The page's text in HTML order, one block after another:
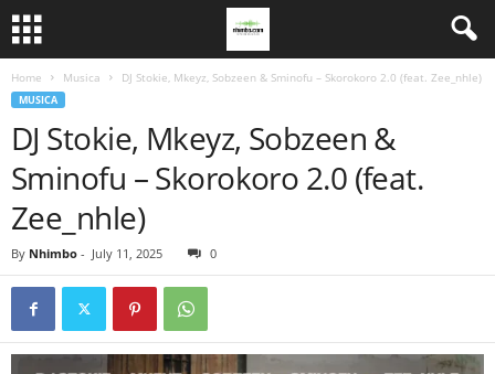
Home Musica DJ Stokie, Mkeyz, Sobzeen & Sminofu – Skorokoro 2.0 (feat. Zee_nhle)
MUSICA
DJ Stokie, Mkeyz, Sobzeen &
Sminofu – Skorokoro 2.0 (feat.
Zee_nhle)
By Nhimbo - July 11, 2025 0